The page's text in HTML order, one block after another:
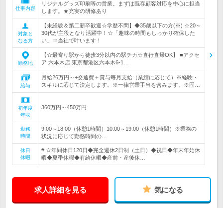
仕事内容
リジナルグッズ印刷等の営業。まずは既存顧客対応を中心に担当
します。★充実の研修あり
対象と
なる方
【未経験＆第二新卒歓迎☆学歴不問】◆35歳以下の方(※) ☆20～
30代が主役となり活躍中！☆「趣味の時間もしっかり確保した
い」⇒当社で叶います！
勤務地
【☆最寄り駅から徒歩3分以内の駅チカ☆直行直帰OK】 ■アクセ
ア 六本木店 東京都港区六本木6-1…
給与
月給26万円～+交通費＋賞与毎月支給（業績に応じて）※経験・
スキルに応じて決定します。※一律営業手当を含みます。※固…
初年度
年収
360万円～450万円
勤務
時間
9:00～18:00（休憩1時間）10:00～19:00（休憩1時間）※業務の
状況に応じて勤務時間の…
休日
休暇
# ☆年間休日120日◆完全週休2日制（土日）◆祝日◆年末年始休
暇◆夏季休暇◆有給休暇◆産前・産後休…
求人詳細を見る 気になる